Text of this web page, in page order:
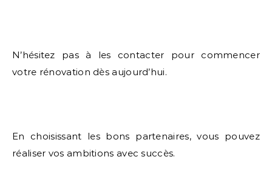
N’hésitez pas à les contacter pour commencer
votre rénovation dès aujourd’hui.
En choisissant les bons partenaires, vous pouvez
réaliser vos ambitions avec succès.